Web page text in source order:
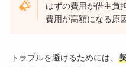
はずの費用が借主負
費用が高額になる原
トラブルを避けるためには、